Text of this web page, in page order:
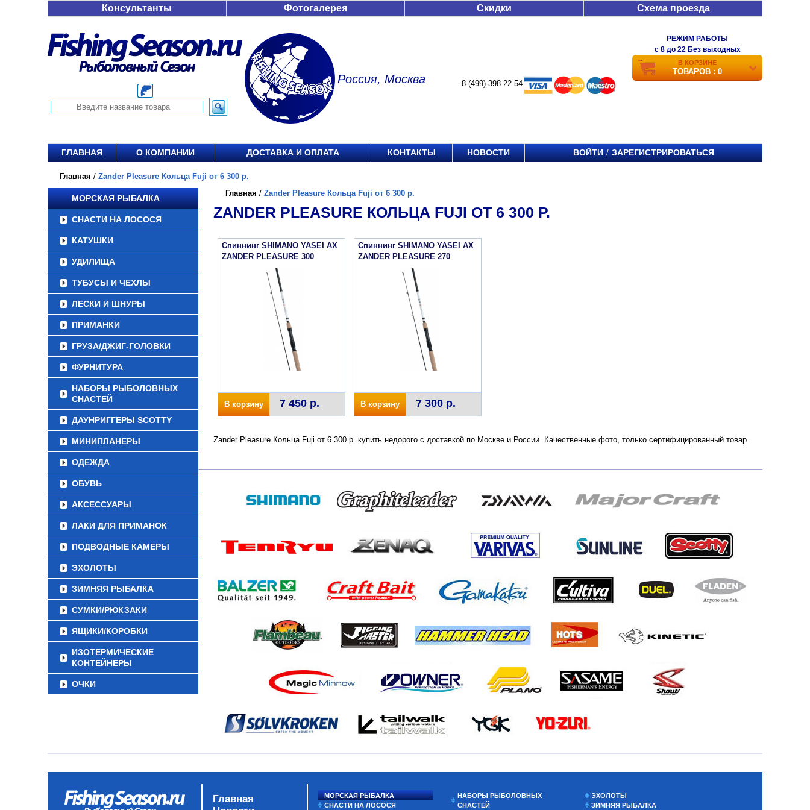
Консультанты Фотогалерея Скидки Схема проезда
Россия, Москва 8-(499)-398-22-54
РЕЖИМ РАБОТЫ
c 8 до 22 Без выходных
В КОРЗИНЕ
ТОВАРОВ : 0
ГЛАВНАЯ О КОМПАНИИ ДОСТАВКА И ОПЛАТА КОНТАКТЫ НОВОСТИ ВОЙТИ / ЗАРЕГИСТРИРОВАТЬСЯ
Главная / Zander Pleasure Кольца Fuji от 6 300 р.
МОРСКАЯ РЫБАЛКА
СНАСТИ НА ЛОСОСЯ
КАТУШКИ
УДИЛИЩА
ТУБУСЫ И ЧЕХЛЫ
ЛЕСКИ И ШНУРЫ
ПРИМАНКИ
ГРУЗА/ДЖИГ-ГОЛОВКИ
ФУРНИТУРА
НАБОРЫ РЫБОЛОВНЫХ
СНАСТЕЙ
ДАУНРИГГЕРЫ SCOTTY
МИНИПЛАНЕРЫ
ОДЕЖДА
ОБУВЬ
АКСЕССУАРЫ
ЛАКИ ДЛЯ ПРИМАНОК
ПОДВОДНЫЕ КАМЕРЫ
ЭХОЛОТЫ
ЗИМНЯЯ РЫБАЛКА
СУМКИ/РЮКЗАКИ
ЯЩИКИ/КОРОБКИ
ИЗОТЕРМИЧЕСКИЕ
КОНТЕЙНЕРЫ
ОЧКИ
Главная / Zander Pleasure Кольца Fuji от 6 300 р.
ZANDER PLEASURE КОЛЬЦА FUJI ОТ 6 300 Р.
Спиннинг SHIMANO YASEI АХ
ZANDER PLEASURE 300
В корзину 7 450 р.
Спиннинг SHIMANO YASEI АХ
ZANDER PLEASURE 270
В корзину 7 300 р.
Zander Pleasure Кольца Fuji от 6 300 р. купить недорого с доставкой по Москве и России. Качественные фото, только сертифицированный товар.
Главная
МОРСКАЯ РЫБАЛКА
СНАСТИ НА ЛОСОСЯ
НАБОРЫ РЫБОЛОВНЫХ
СНАСТЕЙ
ЭХОЛОТЫ
ЗИМНЯЯ РЫБАЛКА